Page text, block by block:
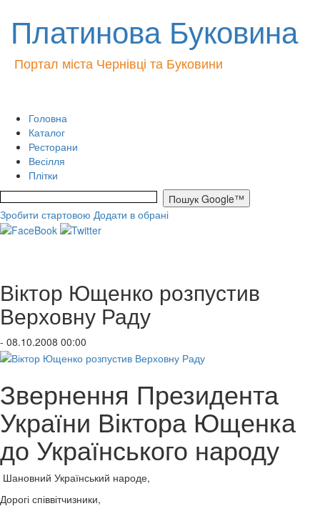
Платинова Буковина
Портал міста Чернівці та Буковини
Головна
Каталог
Ресторани
Весілля
Плітки
Зробити стартовою Додати в обрані
Віктор Ющенко розпустив
Верховну Раду
- 08.10.2008 00:00
Звернення Президента
України Віктора Ющенка
до Українського народу
Шановний Український народе,
Дорогі співвітчизники,